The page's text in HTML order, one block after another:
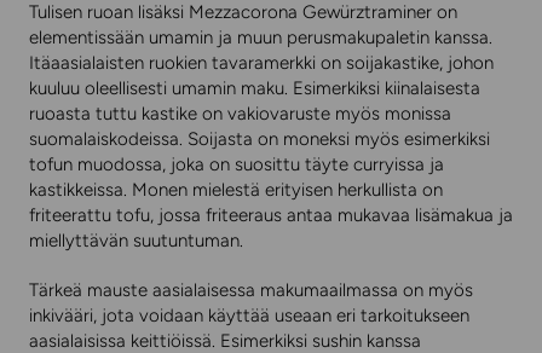
Tulisen ruoan lisäksi Mezzacorona Gewürztraminer on
elementissään umamin ja muun perusmakupaletin kanssa.
Itäaasialaisten ruokien tavaramerkki on soijakastike, johon
kuuluu oleellisesti umamin maku. Esimerkiksi kiinalaisesta
ruoasta tuttu kastike on vakiovaruste myös monissa
suomalaiskodeissa. Soijasta on moneksi myös esimerkiksi
tofun muodossa, joka on suosittu täyte curryissa ja
kastikkeissa. Monen mielestä erityisen herkullista on
friteerattu tofu, jossa friteeraus antaa mukavaa lisämakua ja
miellyttävän suutuntuman.
Tärkeä mauste aasialaisessa makumaailmassa on myös
inkivääri, jota voidaan käyttää useaan eri tarkoitukseen
aasialaisissa keittiöissä. Esimerkiksi sushin kanssa